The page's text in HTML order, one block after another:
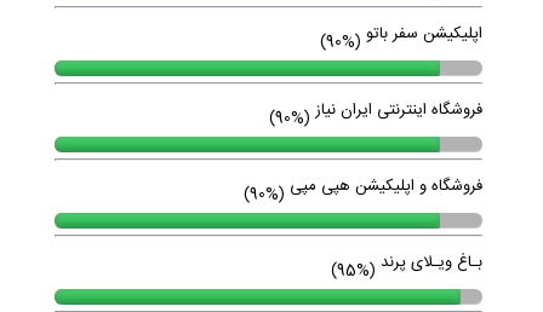
اپلیکیشن سفر باتو (90%)
فروشگاه اینترنتی ایران نیاز (90%)
فروشگاه و اپلیکیشن هپی مپی (90%)
بـاغ ویـلای پرند (95%)